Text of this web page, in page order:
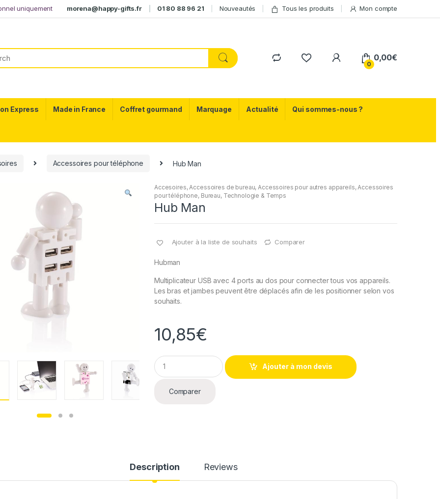
uniquement morena@happy-gifts.fr 01 80 88 96 21 Nouveautés Tous les produits Mon compte
0
0,00€
Express Made in France Coffret gourmand Marquage Actualité Qui sommes-nous ?
Accessoires pour téléphone Hub Man
Accesoires,Accessoires de bureau,Accessoires pour autres appareils,Accessoires
pour téléphone, Bureau, Technologie & Temps
Hub Man
Ajouter à la liste de souhaits Comparer
Hubman
Multiplicateur USB avec 4 ports au dos pour connecter tous vos appareils.
Les bras et jambes peuvent être déplacés afin de les positionner selon vos
souhaits.
10,85€
Q
u
a
Ajouter à mon devis
Comparer
Description Reviews